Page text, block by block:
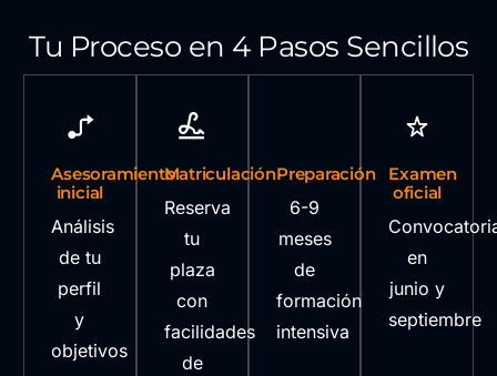
Tu Proceso en 4 Pasos Sencillos
Asesoramiento
inicial
Análisis
de tu
perfil
y
objetivos
Matriculación
Reserva
tu
plaza
con
facilidades
de
Preparación
6-9
meses
de
formación
intensiva
Examen
oficial
en
junio y
septiembre